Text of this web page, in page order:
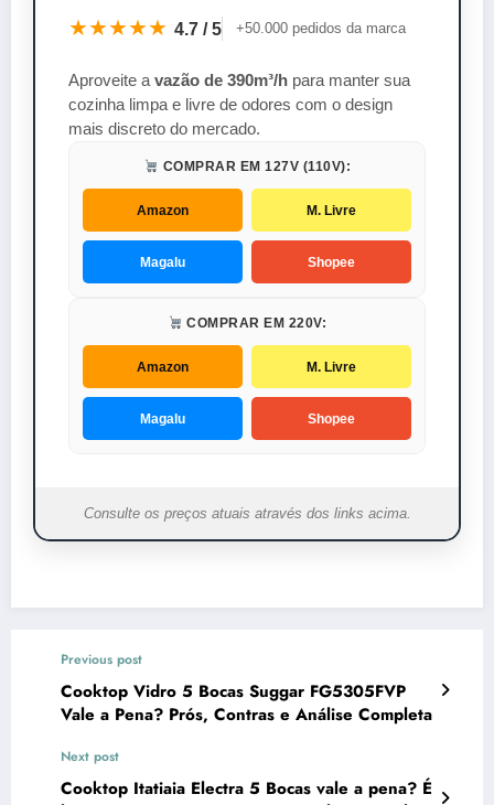
★★★★★ 4.7 / 5 +50.000 pedidos da marca
Aproveite avazão de 390m³/h para manter sua
cozinha limpa e livre de odores com o design
mais discreto do mercado.
COMPRAR EM 127V (110V):
Amazon M. Livre
Magalu Shopee
COMPRAR EM 220V:
Amazon M. Livre
Magalu Shopee
Consulte os preços atuais através dos links acima.
Previous post
Cooktop Vidro 5 Bocas Suggar FG5305FVP
Vale a Pena? Prós, Contras e Análise Completa
Next post
Cooktop Itatiaia Electra 5 Bocas vale a pena? É